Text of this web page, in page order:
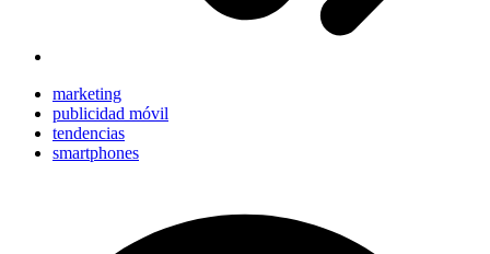
marketing
publicidad móvil
tendencias
smartphones